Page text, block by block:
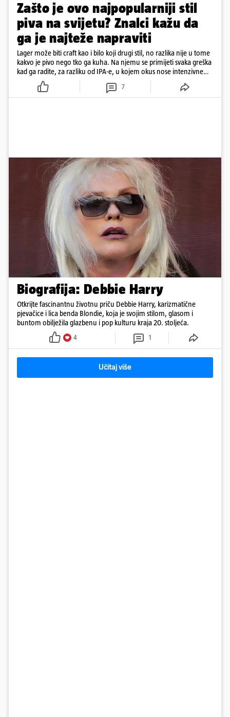
Zašto je ovo najpopularniji stil
piva na svijetu? Znalci kažu da
ga je najteže napraviti
Lager može biti craft kao i bilo koji drugi stil, no razlika nije u tome
kakvo je pivo nego tko ga kuha. Na njemu se primijeti svaka greška
kad ga radite, za razliku od IPA-e, u kojem okus nose intenzivne
7
Biografija: Debbie Harry
Otkrijte fascinantnu životnu priču Debbie Harry, karizmatične
pjevačice i lica benda Blondie, koja je svojim stilom, glasom i
buntom obilježila glazbenu i pop kulturu kraja 20. stoljeća.
4 1
Učitaj više